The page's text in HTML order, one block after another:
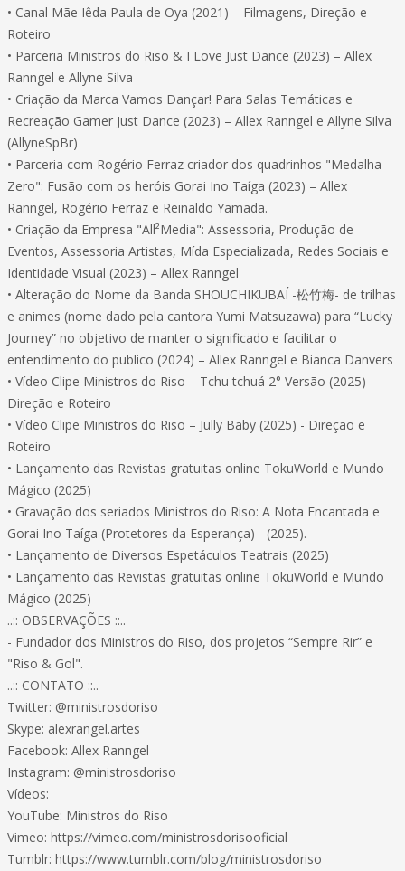
• Canal Mãe Iêda Paula de Oya (2021) – Filmagens, Direção e
Roteiro
• Parceria Ministros do Riso & I Love Just Dance (2023) – Allex
Ranngel e Allyne Silva
• Criação da Marca Vamos Dançar! Para Salas Temáticas e
Recreação Gamer Just Dance (2023) – Allex Ranngel e Allyne Silva
(AllyneSpBr)
• Parceria com Rogério Ferraz criador dos quadrinhos "Medalha
Zero": Fusão com os heróis Gorai Ino Taíga (2023) – Allex
Ranngel, Rogério Ferraz e Reinaldo Yamada.
• Criação da Empresa "All²Media": Assessoria, Produção de
Eventos, Assessoria Artistas, Mída Especializada, Redes Sociais e
Identidade Visual (2023) – Allex Ranngel
• Alteração do Nome da Banda SHOUCHIKUBAÍ -松竹梅- de trilhas
e animes (nome dado pela cantora Yumi Matsuzawa) para “Lucky
Journey” no objetivo de manter o significado e facilitar o
entendimento do publico (2024) – Allex Ranngel e Bianca Danvers
• Vídeo Clipe Ministros do Riso – Tchu tchuá 2° Versão (2025) -
Direção e Roteiro
• Vídeo Clipe Ministros do Riso – Jully Baby (2025) - Direção e
Roteiro
• Lançamento das Revistas gratuitas online TokuWorld e Mundo
Mágico (2025)
• Gravação dos seriados Ministros do Riso: A Nota Encantada e
Gorai Ino Taíga (Protetores da Esperança) - (2025).
• Lançamento de Diversos Espetáculos Teatrais (2025)
• Lançamento das Revistas gratuitas online TokuWorld e Mundo
Mágico (2025)
..:: OBSERVAÇÕES ::..
- Fundador dos Ministros do Riso, dos projetos “Sempre Rir” e
"Riso & Gol".
..:: CONTATO ::..
Twitter: @ministrosdoriso
Skype: alexrangel.artes
Facebook: Allex Ranngel
Instagram: @ministrosdoriso
Vídeos:
YouTube: Ministros do Riso
Vimeo: https://vimeo.com/ministrosdorisooficial
Tumblr: https://www.tumblr.com/blog/ministrosdoriso